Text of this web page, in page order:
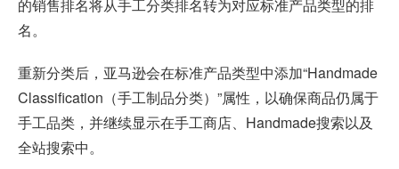
的销售排名将从手工分类排名转为对应标准产品类型的排
名。
重新分类后，亚马逊会在标准产品类型中添加“Handmade
Classification（手工制品分类）”属性，以确保商品仍属于
手工品类，并继续显示在手工商店、Handmade搜索以及
全站搜索中。